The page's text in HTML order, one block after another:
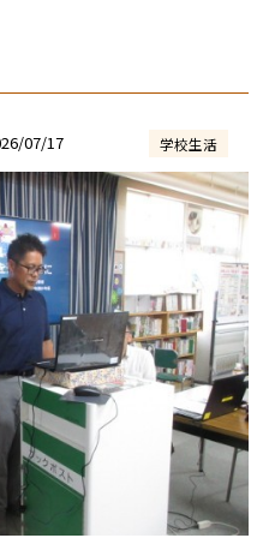
07/17 学校生活